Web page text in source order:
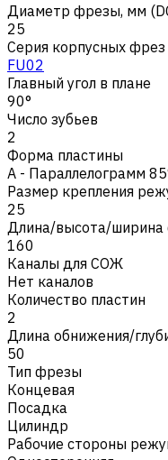
Диаметр фрезы, мм
25
Серия корпусных фрез
FU02
Главный угол в плане
90°
Число зубьев
2
Форма пластины
A - Параллелограмм
Размер крепления
25
Длина/высота/
160
Каналы для СОЖ
Нет каналов
Количество пластин
2
Длина обнижения/
50
Тип фрезы
Концевая
Посадка
Цилиндр
Рабочие стороны